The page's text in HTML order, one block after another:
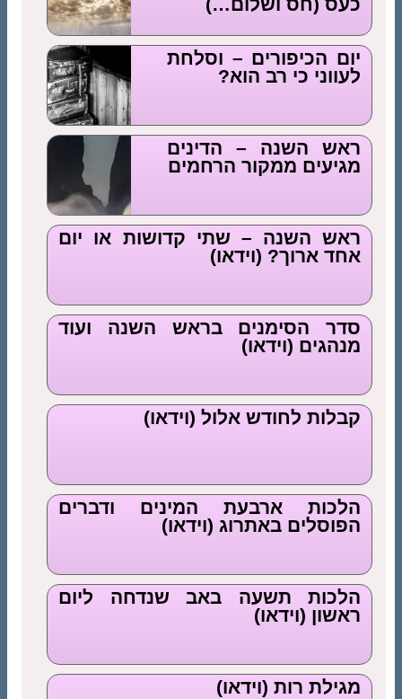
כעס (חס ושלום…)
יום הכיפורים – וסלחת
לעווני כי רב הוא?
ראש השנה – הדינים
מגיעים ממקור הרחמים
ראש השנה – שתי קדושות או יום
אחד ארוך? (וידאו)
סדר הסימנים בראש השנה ועוד
מנהגים (וידאו)
קבלות לחודש אלול (וידאו)
הלכות ארבעת המינים ודברים
הפוסלים באתרוג (וידאו)
הלכות תשעה באב שנדחה ליום
ראשון (וידאו)
מגילת רות (וידאו)